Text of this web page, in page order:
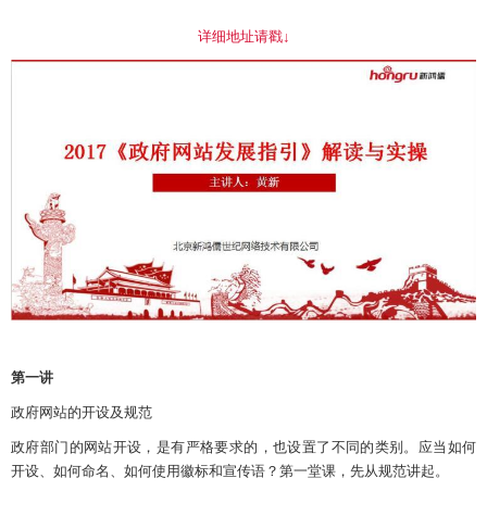
详细地址请戳↓
第一讲
政府网站的开设及规范
政府部门的网站开设，是有严格要求的 ， 也设置了不同的类别。 应当如何
开设、 如何命名、如何使用徽标和宣传语？ 第一堂课 ， 先从规范讲起。